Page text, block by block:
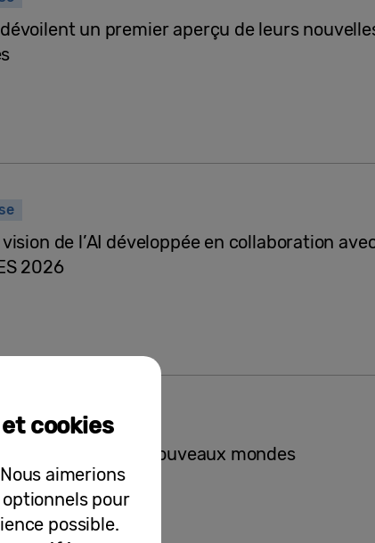
un premier aperçu de leurs
de l’AI développée en collaboration
2026
XR : Ouvrir de nouveaux mondes
cookies
aimerions
pour
possible.